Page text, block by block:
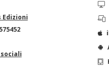
Edizioni